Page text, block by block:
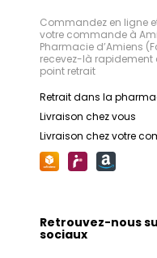
Commandez en ligne
votre commande à
Pharmacie d’Amiens
recevez-là rapidement
point retrait
Retrait dans la
Livraison chez vous
Livraison chez votre
Retrouvez-nous
sociaux